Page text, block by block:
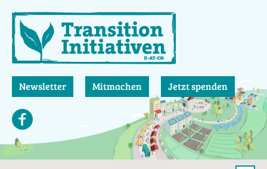
zum
Inhalt
Newsletter Mitmachen Jetzt spenden